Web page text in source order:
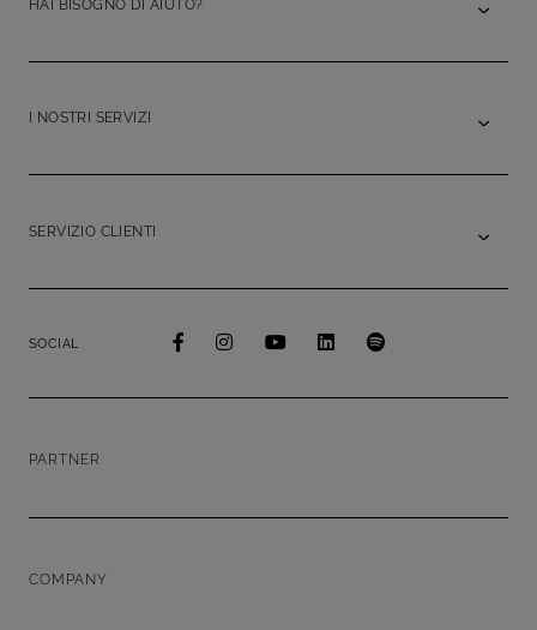
HAI BISOGNO DI AIUTO?
I NOSTRI SERVIZI
SERVIZIO CLIENTI
SOCIAL
PARTNER
COMPANY